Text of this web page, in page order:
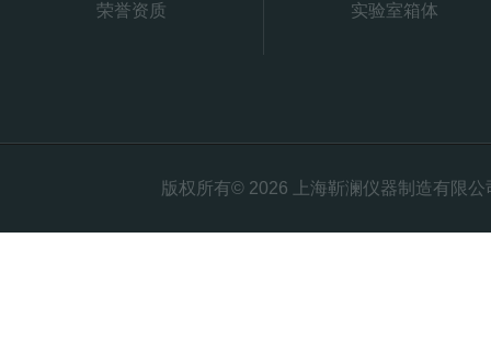
荣誉资质 实验室箱体
版权所有© 2026 上海靳澜仪器制造有限